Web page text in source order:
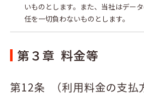
いものとします。また、当社はデー
任を一切負わないものとします。
第３章 料金等
第12条 （利用料金の支払